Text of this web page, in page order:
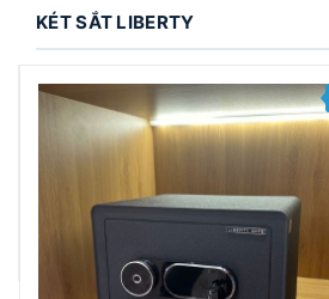
KÉT SẮT LIBERTY